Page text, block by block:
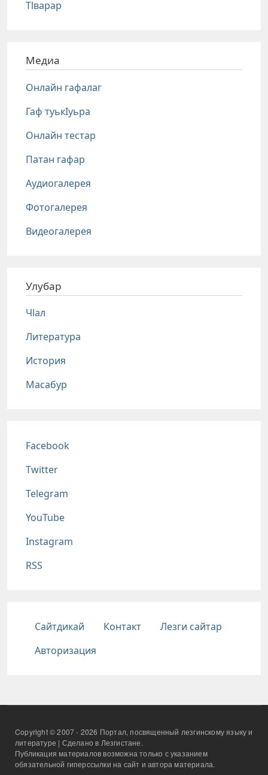
Тlварар
Медиа
Онлайн гафалаг
Гаф туькIуьра
Онлайн тестар
Патан гафар
Аудиогалерея
Фотогалерея
Видеогалерея
Улубар
Чlал
Литература
История
Масабур
Соц сети
Facebook
Twitter
Telegram
YouTube
Instagram
RSS
Подвал
Сайтдикай Контакт
Лезги сайтар
Авторизация
Copyright © 2007 - 2026 Портал, посвященный лезгинскому языку и
литературе | Сделано в Лезгистане.
Публикация материалов возможна только с указанием
обязательной гиперссылки на сайт и автора материала.